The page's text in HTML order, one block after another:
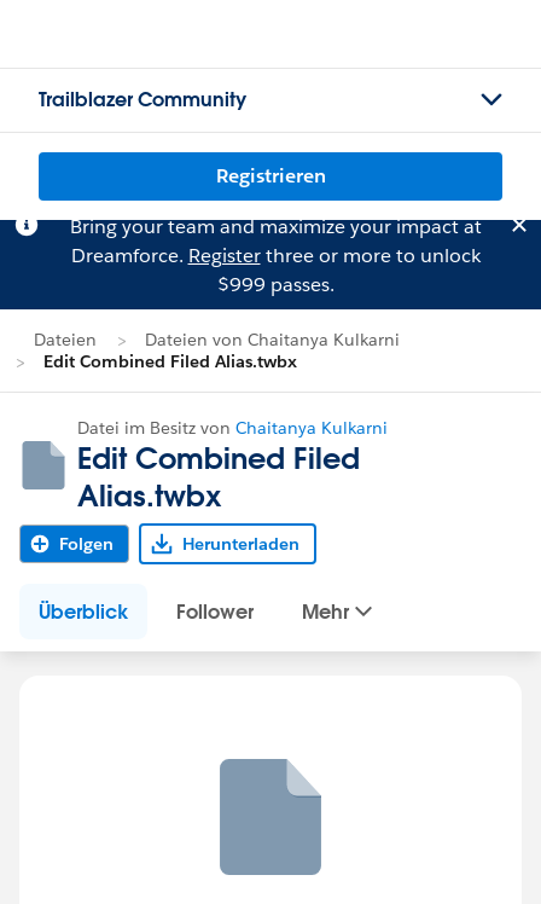
Trailblazer Community
Registrieren
Bring your team and maximize your impact at
Dreamforce. Registerthree or more to unlock
$999 passes.
Dateien
Dateien von Chaitanya Kulkarni
Edit Combined Filed Alias.twbx
Datei im Besitz von Chaitanya Kulkarni
Edit Combined Filed
Alias.twbx
Folgen Herunterladen
Überblick Follower Mehr